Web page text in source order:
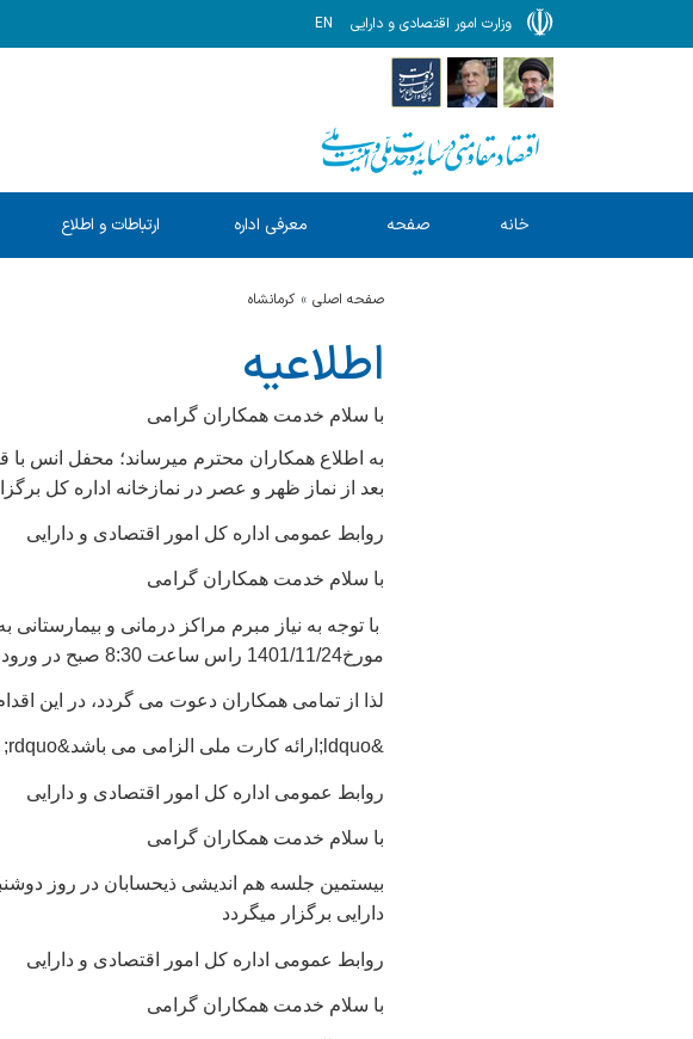
وزارت امور اقتصادی و دارایی EN
خانه صفحه معرفی اداره
کل
ارتباطات و اطلاع
صفحه اصلی كرمانشاه
اطلاعیه
با سلام خدمت همکاران گرامی
بعد از نماز ظهر و عصر در نمازخانه اداره کل
روابط عمومی اداره کل امور اقتصادی و دارایی
با سلام خدمت همکاران گرامی
با توجه به نیاز مبرم مراکز درمانی و
مورخ1401/11/24 راس ساعت 8:30 صبح در ورودی اداره کل مستقر می باشند.
لذا از تمامی همکاران دعوت می گردد، در این
&ldquo; ارائه کارت ملی الزامی می باشد&rdquo;
روابط عمومی اداره کل امور اقتصادی و دارایی
با سلام خدمت همکاران گرامی
دارایی برگزار میگردد
روابط عمومی اداره کل امور اقتصادی و دارایی
با سلام خدمت همکاران گرامی